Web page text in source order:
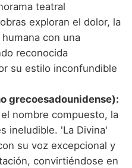
teatral
exploran el dolor, la
con una
reconocida
su estilo inconfundible
grecoesadounidense):
nombre compuesto, la
ineludible. 'La Divina'
su voz excepcional y
convirtiéndose en